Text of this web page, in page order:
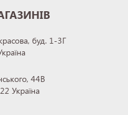
буд. 1-3Г
44В
Україна